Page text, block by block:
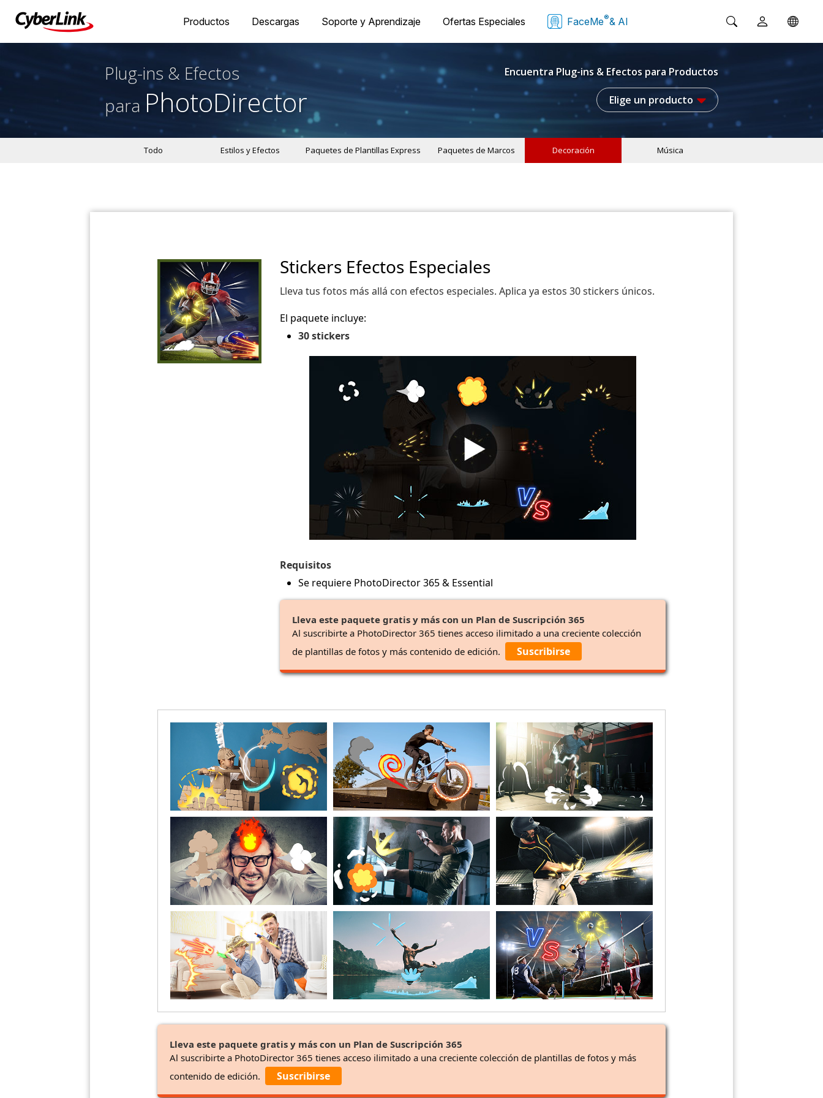
Productos Descargas Soporte y Aprendizaje Ofertas Especiales FaceMe®& AI
Plug-ins & Efectos
para PhotoDirector
Encuentra Plug-ins & Efectos para Productos
Elige un producto
Todo Estilos y Efectos Paquetes de Plantillas Express Paquetes de Marcos Decoración Música
Stickers Efectos Especiales
Lleva tus fotos más allá con efectos especiales. Aplica ya estos 30 stickers únicos.
El paquete incluye:
30 stickers
Requisitos
Se requiere PhotoDirector 365 & Essential
Lleva este paquete gratis y más con un Plan de Suscripción 365
Al suscribirte a PhotoDirector 365 tienes acceso ilimitado a una creciente colección
de plantillas de fotos y más contenido de edición.
Suscribirse
Lleva este paquete gratis y más con un Plan de Suscripción 365
Al suscribirte a PhotoDirector 365 tienes acceso ilimitado a una creciente colección de plantillas de fotos y más
contenido de edición.
Suscribirse